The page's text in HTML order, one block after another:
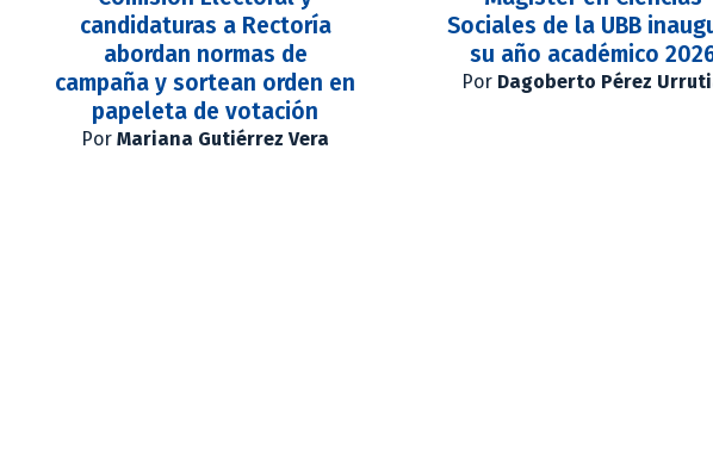
candidaturas a Rectoría
abordan normas de
campaña y sortean orden en
papeleta de votación
PorMariana Gutiérrez Vera
Sociales de la UBB
su año académico
Por Dagoberto Pérez